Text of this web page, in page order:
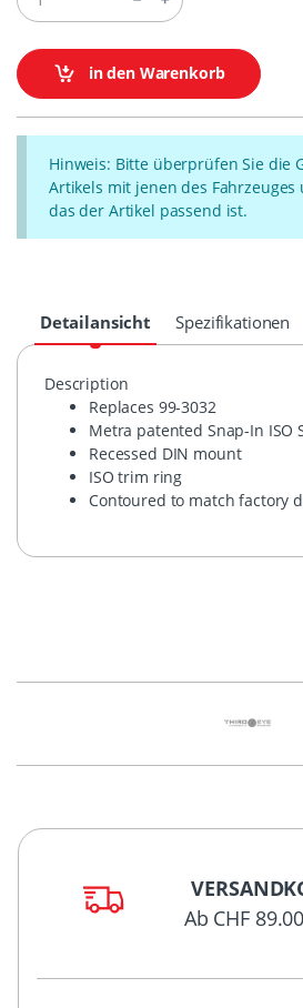
in den Warenkorb
Hinweis: Bitte überprüfen Sie die
Artikels mit jenen des
das der Artikel passend ist.
Detailansicht Spezifikationen
Description
Replaces 99-3032
Metra patented Snap-In ISO
Recessed DIN mount
ISO trim ring
Contoured to match factory
Ab CHF